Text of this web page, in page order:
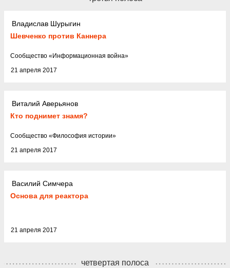
Владислав Шурыгин
Шевченко против Каннера
21 апреля 2017
Cообщество « Информационная война»
Виталий Аверьянов
Кто поднимет знамя?
21 апреля 2017
Cообщество «Философия истории»
Василий Симчера
Основа для реактора
21 апреля 2017
четвертая полоса